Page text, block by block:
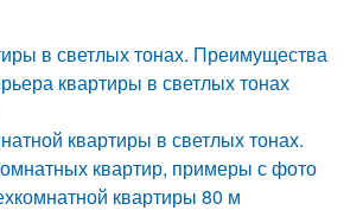
в светлых тонах. Преимущества
квартиры в светлых тонах
квартиры в светлых тонах.
квартир, примеры с фото
квартиры 80 м